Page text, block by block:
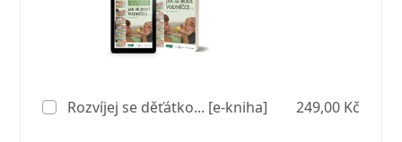
Rozvíjej se děťátko... [e-kniha] 249,00 Kč